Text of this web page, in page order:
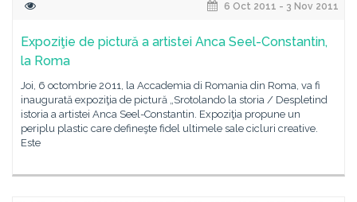
6 Oct 2011 - 3 Nov 2011
Expoziţie de pictură a artistei Anca Seel-Constantin,
la Roma
Joi, 6 octombrie 2011, la Accademia di Romania din Roma, va fi
inaugurată expoziţia de pictură „Srotolando la storia / Despletind
istoria a artistei Anca Seel-Constantin. Expoziţia propune un
periplu plastic care defineşte fidel ultimele sale cicluri creative.
Este